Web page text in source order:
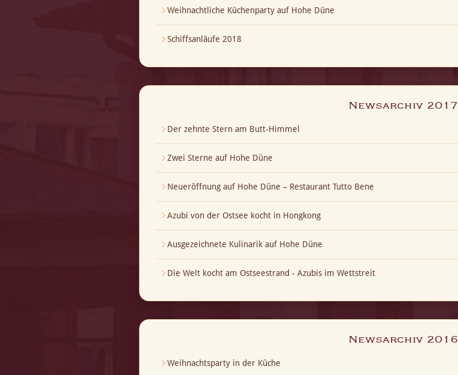
Weihnachtliche Küchenparty auf Hohe Düne
Schiffsanläufe 2018
Newsarchiv 2017
Der zehnte Stern am Butt-Himmel
Zwei Sterne auf Hohe Düne
Neueröffnung auf Hohe Düne – Restaurant Tutto Bene
Azubi von der Ostsee kocht in Hongkong
Ausgezeichnete Kulinarik auf Hohe Düne
Die Welt kocht am Ostseestrand - Azubis im Wettstreit
Newsarchiv 2016
Weihnachtsparty in der Küche